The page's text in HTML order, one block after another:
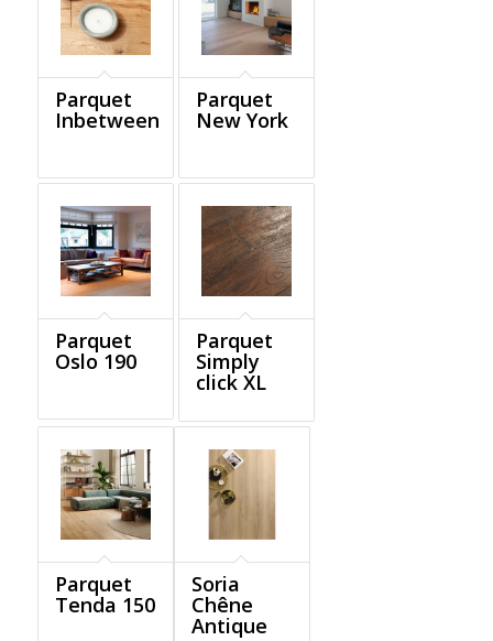
Parquet
Inbetween
Parquet
New York
Parquet
Oslo 190
Parquet
Simply
click XL
Parquet
Tenda 150
Soria
Chêne
Antique